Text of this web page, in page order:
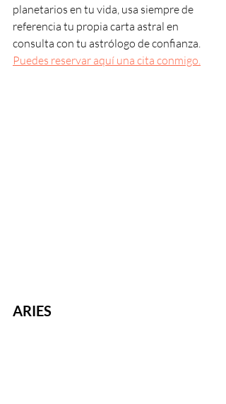
planetarios en tu vida, usa siempre de
referencia tu propia carta astral en
consulta con tu astrólogo de confianza.
Puedes reservar aquí una cita conmigo.
ARIES